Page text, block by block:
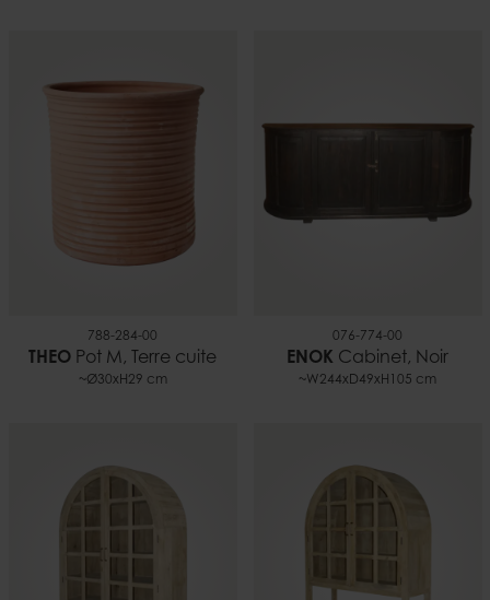
788-284-00
THEO Pot M, Terre cuite
~Ø30xH29 cm
076-774-00
ENOK Cabinet, Noir
~W244xD49xH105 cm